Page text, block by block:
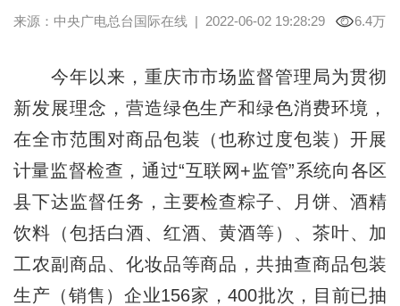
来源： 中央广电总台国际在线| 2022-06-02 19:28:29 6.4万
今年以来，重庆市市场监督管理局为贯彻
新发展理念，营造绿色生产和绿色消费环境，
在全市范围对商品包装（也称过度包装）开展
计量监督检查，通过“互联网+监管”系统向各区
县下达监督任务，主要检查粽子、月饼、酒精
饮料（包括白酒、红酒、黄酒等）、茶叶、加
工农副商品、化妆品等商品，共抽查商品包装
生产（销售）企业156家，400批次，目前已抽